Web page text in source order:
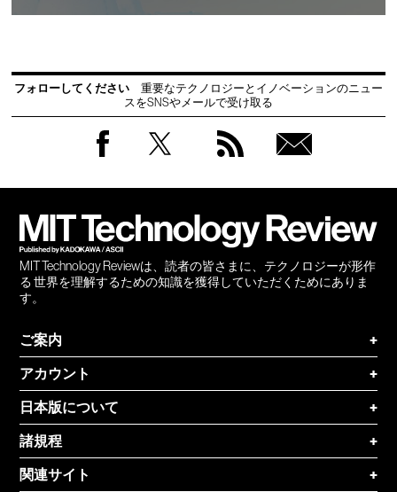
フォローしてください
重要なテクノロジーとイノベーションのニュー
スをSNSやメールで受け取る
MIT Technology Reviewは、読者の皆さまに、テクノロジーが形作
る 世界を理解するための知識を獲得していただくためにありま
す。
ご案内
+
アカウント
+
日本版について
+
諸規程
+
関連サイト
+